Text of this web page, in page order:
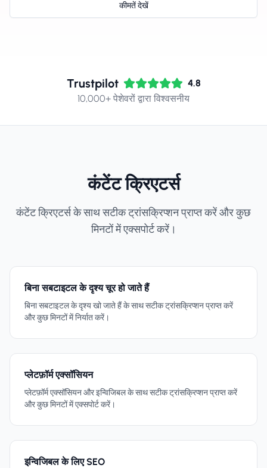
कीमतें देखें
Trustpilot
4.8
10,000+ पेशेवरों द्वारा विश्वसनीय
कंटेंट क्रिएटर्स
कंटेंट क्रिएटर्स के साथ सटीक ट्रांसक्रिप्शन प्राप्त करें और कुछ
मिनटों में एक्सपोर्ट करें।
बिना सबटाइटल के दृश्य चूर हो जाते हैं
बिना सबटाइटल के दृश्य खो जाते हैं के साथ सटीक ट्रांसक्रिप्शन प्राप्त करें
और कुछ मिनटों में निर्यात करें।
प्लेटफ़ॉर्म एक्सॉसियन
प्लेटफ़ॉर्म एक्सॉसियन और इन्विजिबल के साथ सटीक ट्रांसक्रिप्शन प्राप्त करें
और कुछ मिनटों में एक्सपोर्ट करें।
इन्विजिबल के लिए SEO